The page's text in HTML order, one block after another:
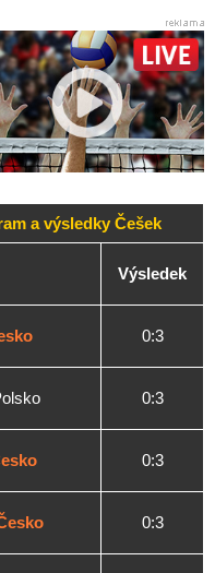
a výsledky Češek
Výsledek
0:3
0:3
0:3
0:3